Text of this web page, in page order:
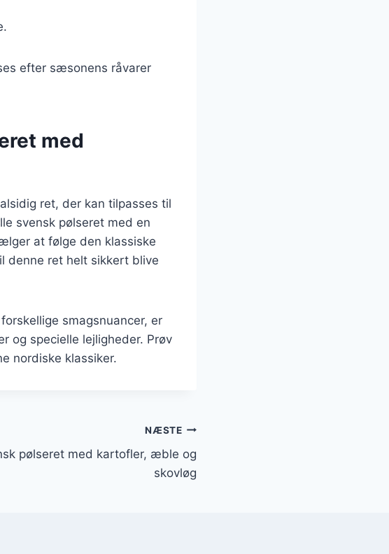
efter sæsonens råvarer
med
ret, der kan tilpasses til
svensk pølseret med en
at følge den klassiske
denne ret helt sikkert blive
smagsnuancer, er
og specielle lejligheder. Prøv
nordiske klassiker.
NÆSTE
pølseret med kartofler, æble og
skovløg